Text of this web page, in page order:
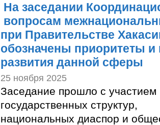
На заседании
вопросам
при Правительстве
обозначены приоритеты и
развития данной сферы
25 ноября 2025
Заседание прошло с участием
государственных структур,
национальных диаспор и